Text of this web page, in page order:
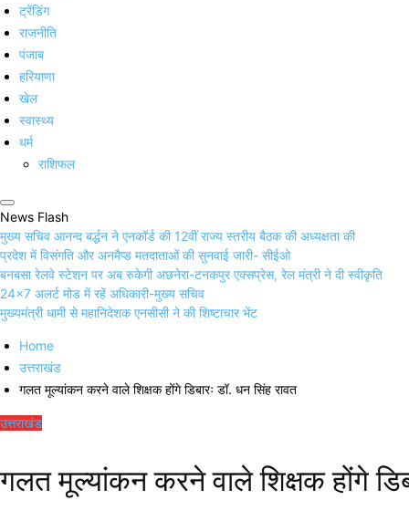
ट्रेंडिंग
राजनीति
पंजाब
हरियाणा
खेल
स्वास्थ्य
धर्म
राशिफल
News Flash
मुख्य सचिव आनन्द बर्द्धन ने एनकॉर्ड की 12वीं राज्य स्तरीय बैठक की अध्यक्षता की
प्रदेश में विसंगति और अनमैप्ड मतदाताओं की सुनवाई जारी- सीईओ
बनबसा रेलवे स्टेशन पर अब रुकेगी अछनेरा-टनकपुर एक्सप्रेस, रेल मंत्री ने दी स्वीकृति
24×7 अलर्ट मोड में रहें अधिकारी-मुख्य सचिव
मुख्यमंत्री धामी से महानिदेशक एनसीसी ने की शिष्टाचार भेंट
Home
उत्तराखंड
गलत मूल्यांकन करने वाले शिक्षक होंगे डिबारः डॉ. धन सिंह रावत
उत्तराखंड
गलत मूल्यांकन करने वाले शिक्षक होंगे